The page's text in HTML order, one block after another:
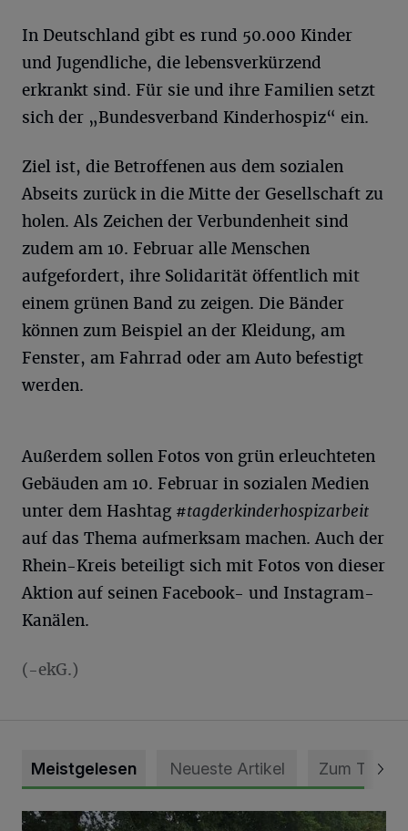
In Deutschland gibt es rund 50.000 Kinder
und Jugendliche, die lebensverkürzend
erkrankt sind. Für sie und ihre Familien setzt
sich der „Bundesverband Kinderhospiz“ ein.
Ziel ist, die Betroffenen aus dem sozialen
Abseits zurück in die Mitte der Gesellschaft zu
holen. Als Zeichen der Verbundenheit sind
zudem am 10. Februar alle Menschen
aufgefordert, ihre Solidarität öffentlich mit
einem grünen Band zu zeigen. Die Bänder
können zum Beispiel an der Kleidung, am
Fenster, am Fahrrad oder am Auto befestigt
werden.
Außerdem sollen Fotos von grün erleuchteten
Gebäuden am 10. Februar in sozialen Medien
unter dem Hashtag #tagderkinderhospizarbeit
auf das Thema aufmerksam machen. Auch der
Rhein-Kreis beteiligt sich mit Fotos von dieser
Aktion auf seinen Facebook- und Instagram-
Kanälen.
(-ekG.)
Meistgelesen Neueste Artikel Zum Thema
Pünktlich zum Schützenfest den Weg zum Festzelt